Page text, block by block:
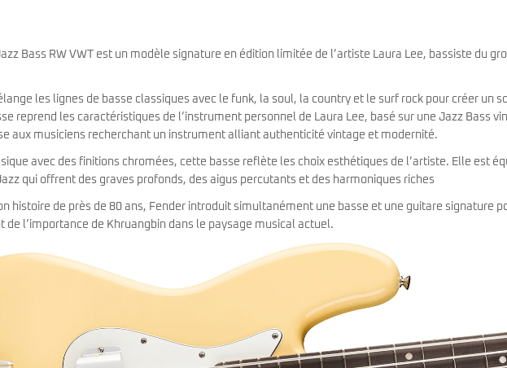
Serie M2
Serie U5
Serie V5
Serie V7
Serie Z3
Markbass
Marleaux
Prodipe
Sterling by Music Man
Serie Stingray Ray4/5
Serie Stingray Ray24/25
Serie Stingray Ray34/35
Warwick / Rockbass
Yamaha
Serie BB
Serie TRB
Signature
Fender
Bass RW VWT est un modèle signature en édition limitée de l’artiste Laura Lee, bassiste du
les lignes de basse classiques avec le funk, la soul, la country et le surf rock pour créer un
reprend les caractéristiques de l’instrument personnel de Laura Lee, basé sur une Jazz Bass
aux musiciens recherchant un instrument alliant authenticité vintage et modernité.
avec des finitions chromées, cette basse reflète les choix esthétiques de l’artiste. Elle est
qui offrent des graves profonds, des aigus percutants et des harmoniques riches
histoire de près de 80 ans, Fender introduit simultanément une basse et une guitare signature
l’importance de Khruangbin dans le paysage musical actuel.